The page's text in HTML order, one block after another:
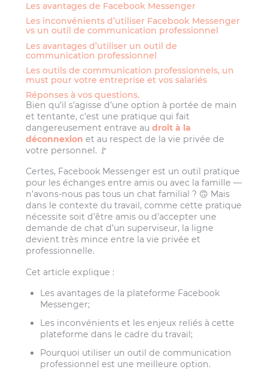
Les avantages de Facebook Messenger
Les inconvénients d’utiliser Facebook Messenger
vs un outil de communication professionnel
Les avantages d’utiliser un outil de
communication professionnel
Les outils de communication professionnels, un
must pour votre entreprise et vos salariés
Réponses à vos questions.
Bien qu’il s’agisse d’une option à portée de main
et tentante, c’est une pratique qui fait
dangereusement entrave audroit à la
déconnexion et au respect de la vie privée de
votre personnel. 🚩
Certes, Facebook Messenger est un outil pratique
pour les échanges entre amis ou avec la famille —
n’avons-nous pas tous un chat familial ? 🙃 Mais
dans le contexte du travail, comme cette pratique
nécessite soit d’être amis ou d’accepter une
demande de chat d’un superviseur, la ligne
devient très mince entre la vie privée et
professionnelle.
Cet article explique :
Les avantages de la plateforme Facebook
Messenger;
Les inconvénients et les enjeux reliés à cette
plateforme dans le cadre du travail;
Pourquoi utiliser un outil de communication
professionnel est une meilleure option.